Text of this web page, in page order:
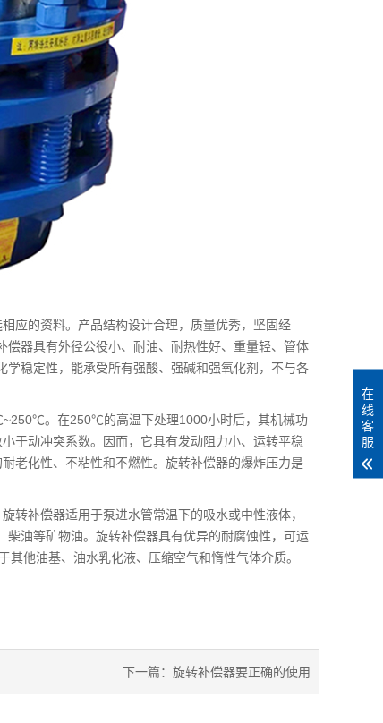
应的资料。产品结构设计合理，质量优秀，坚固经
器具有外径公役小、耐油、耐热性好、重量轻、管体
稳定性，能承受所有强酸、强碱和强氧化剂，不与各
。在250℃的高温下处理1000小时后，其机械功
于动冲突系数。因而，它具有发动阻力小、运转平稳
老化性、不粘性和不燃性。旋转补偿器的爆炸压力是
转补偿器适用于泵进水管常温下的吸水或中性液体，
柴油等矿物油。旋转补偿器具有优异的耐腐蚀性，可运
他油基、油水乳化液、压缩空气和惰性气体介质。
下一篇：旋转补偿器要正确的使用
在
线
客
服